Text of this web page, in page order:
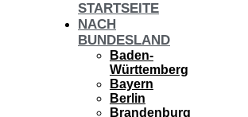
STARTSEITE
NACH
BUNDESLAND
Baden-
Württemberg
Bayern
Berlin
Brandenburg